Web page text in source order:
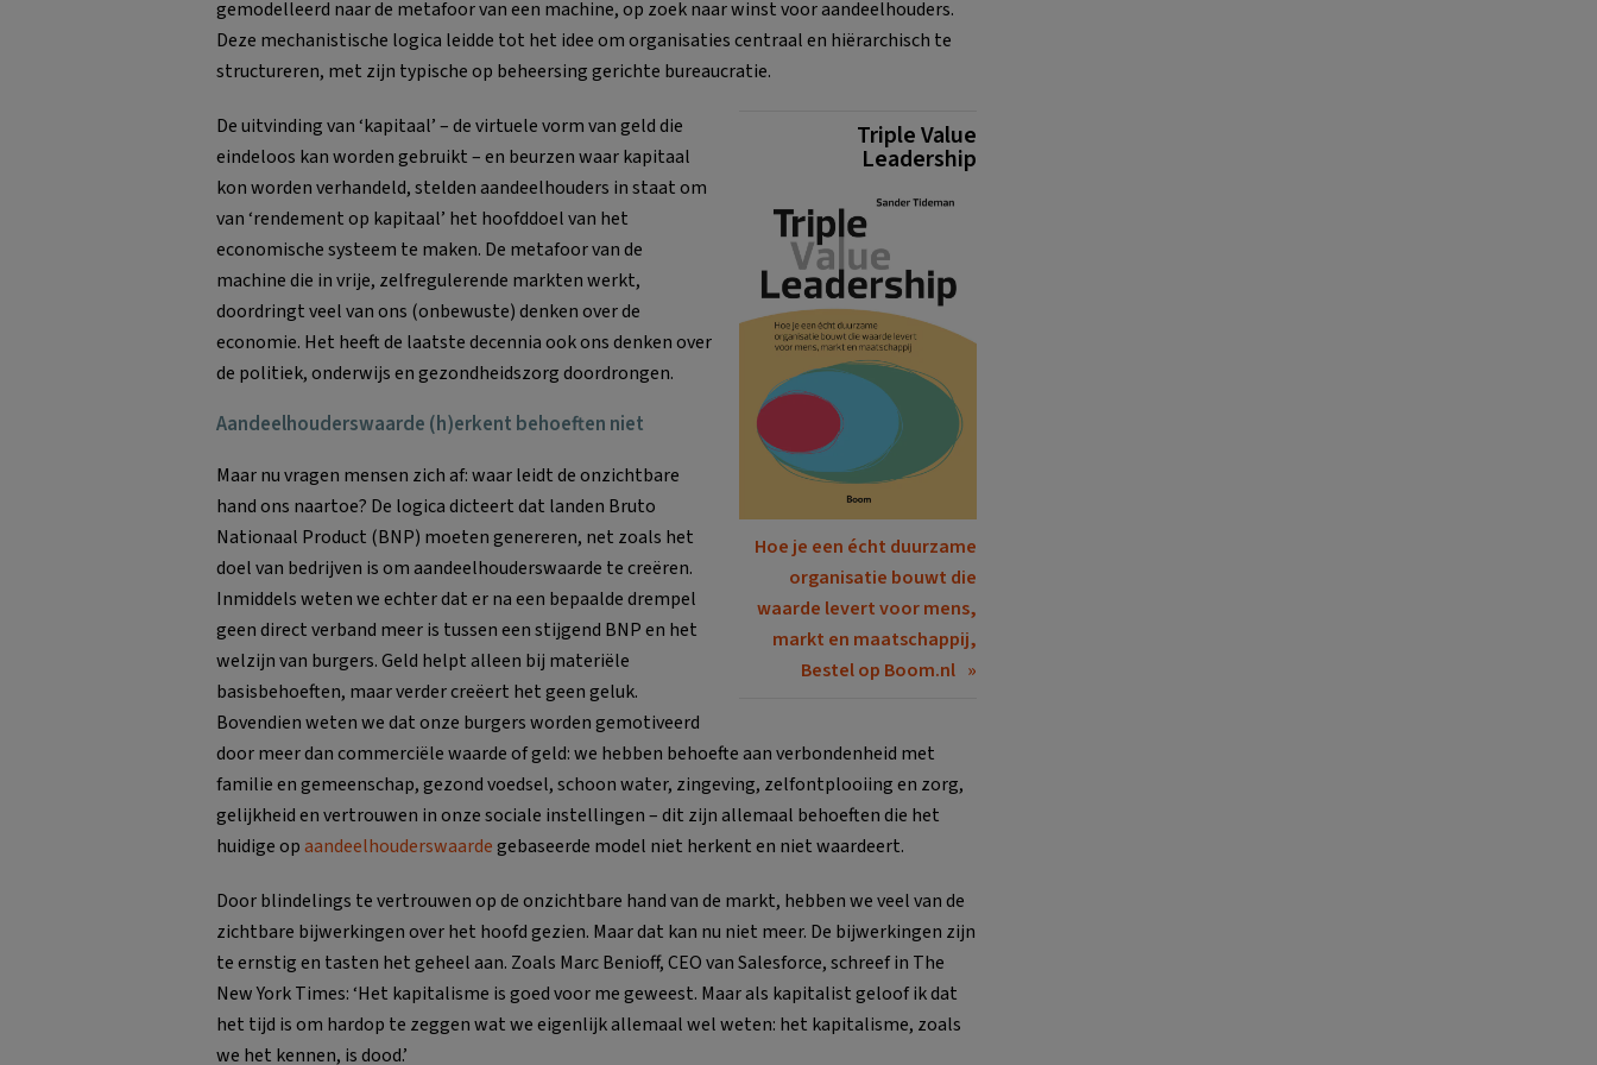
gemodelleerd naar de metafoor van een machine, op zoek naar winst voor aandeelhouders.
Deze mechanistische logica leidde tot het idee om organisaties centraal en hiërarchisch te
structureren, met zijn typische op beheersing gerichte bureaucratie.
Triple Value
Leadership
Hoe je een écht duurzame
organisatie bouwt die
waarde levert voor mens,
markt en maatschappij,
Bestel op Boom.nl
De uitvinding van ‘kapitaal’ – de virtuele vorm van geld die
eindeloos kan worden gebruikt – en beurzen waar kapitaal
kon worden verhandeld, stelden aandeelhouders in staat om
van ‘rendement op kapitaal’ het hoofddoel van het
economische systeem te maken. De metafoor van de
machine die in vrije, zelfregulerende markten werkt,
doordringt veel van ons (onbewuste) denken over de
economie. Het heeft de laatste decennia ook ons denken over
de politiek, onderwijs en gezondheidszorg doordrongen.
Aandeelhouderswaarde (h)erkent behoeften niet
Maar nu vragen mensen zich af: waar leidt de onzichtbare
hand ons naartoe? De logica dicteert dat landen Bruto
Nationaal Product (BNP) moeten genereren, net zoals het
doel van bedrijven is om aandeelhouderswaarde te creëren.
Inmiddels weten we echter dat er na een bepaalde drempel
geen direct verband meer is tussen een stijgend BNP en het
welzijn van burgers. Geld helpt alleen bij materiële
basisbehoeften, maar verder creëert het geen geluk.
Bovendien weten we dat onze burgers worden gemotiveerd
door meer dan commerciële waarde of geld: we hebben behoefte aan verbondenheid met
familie en gemeenschap, gezond voedsel, schoon water, zingeving, zelfontplooiing en zorg,
gelijkheid en vertrouwen in onze sociale instellingen – dit zijn allemaal behoeften die het
huidige opaandeelhouderswaardegebaseerde model niet herkent en niet waardeert.
Door blindelings te vertrouwen op de onzichtbare hand van de markt, hebben we veel van de
zichtbare bijwerkingen over het hoofd gezien. Maar dat kan nu niet meer. De bijwerkingen zijn
te ernstig en tasten het geheel aan. Zoals Marc Benioff, CEO van Salesforce, schreef in The
New York Times: ‘Het kapitalisme is goed voor me geweest. Maar als kapitalist geloof ik dat
het tijd is om hardop te zeggen wat we eigenlijk allemaal wel weten: het kapitalisme, zoals
we het kennen, is dood.’